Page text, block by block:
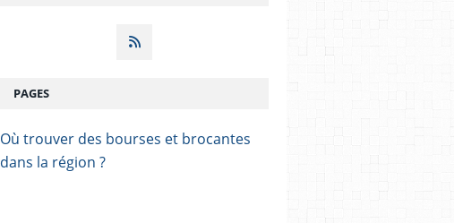
PAGES
Où trouver des bourses et brocantes
dans la région ?